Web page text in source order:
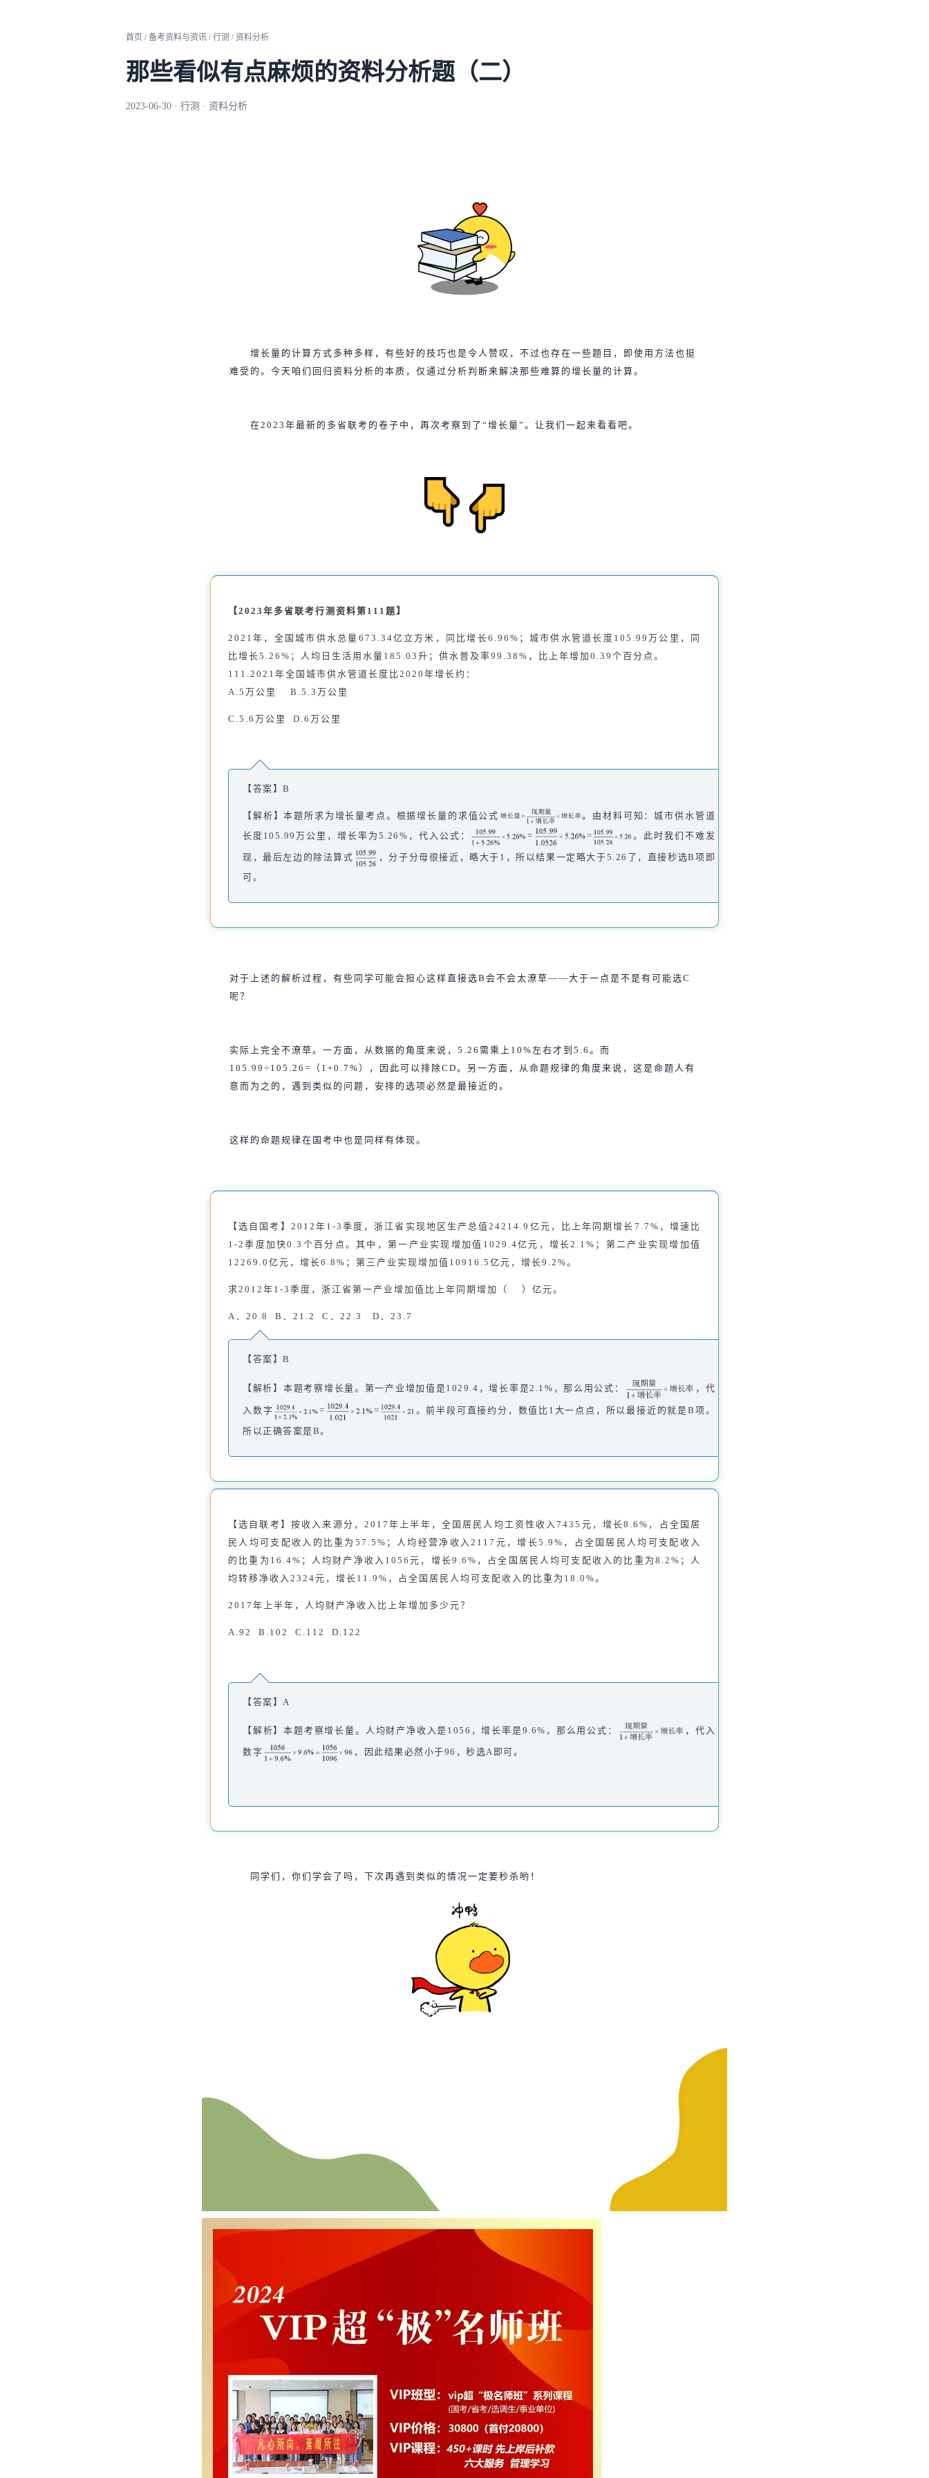
首页 / 备考资料与资讯 / 行测 / 资料分析
那些看似有点麻烦的资料分析题（二）
2023-06-30 · 行测 · 资料分析
增长量的计算方式多种多样，有些好的技巧也是令人赞叹，不过也存在一些题目，即使用方法也挺
难受的。今天咱们回归资料分析的本质，仅通过分析判断来解决那些难算的增长量的计算。
在2023年最新的多省联考的卷子中，再次考察到了“增长量”。让我们一起来看看吧。
【2023年多省联考行测资料第111题】
2021年，全国城市供水总量673.34亿立方米，同比增长6.96%；城市供水管道长度105.99万公里，同
比增长5.26%；人均日生活用水量185.03升；供水普及率99.38%，比上年增加0.39个百分点。
111.2021年全国城市供水管道长度比2020年增长约：
A.5万公里 B.5.3万公里
C.5.6万公里 D.6万公里
【答案】B
【解析】本题所求为增长量考点。根据增长量的求值公式
。由材料可知：城市供水管道
长度105.99万公里，增长率为5.26%，代入公式：
= = 。此时我们不难发
现，最后左边的除法算式
，分子分母很接近，略大于1，所以结果一定略大于5.26了，直接秒选B项即
可。
对于上述的解析过程，有些同学可能会担心这样直接选B会不会太潦草——大于一点是不是有可能选C
呢？
实际上完全不潦草。一方面，从数据的角度来说，5.26需乘上10%左右才到5.6。而
105.99÷105.26=（1+0.7%），因此可以排除CD。另一方面，从命题规律的角度来说，这是命题人有
意而为之的，遇到类似的问题，安排的选项必然是最接近的。
这样的命题规律在国考中也是同样有体现。
【选自国考】2012年1-3季度，浙江省实现地区生产总值24214.9亿元，比上年同期增长7.7%，增速比
1-2季度加快0.3个百分点。其中，第一产业实现增加值1029.4亿元，增长2.1%；第二产业实现增加值
12269.0亿元，增长6.8%；第三产业实现增加值10916.5亿元，增长9.2%。
求2012年1-3季度，浙江省第一产业增加值比上年同期增加（ ）亿元。
A．20.8 B．21.2 C．22.3 D．23.7
【答案】B
【解析】本题考察增长量。第一产业增加值是1029.4，增长率是2.1%，那么用公式： ，代
入数字 = =
。前半段可直接约分，数值比1大一点点，所以最接近的就是B项。
所以正确答案是B。
【选自联考】按收入来源分，2017年上半年，全国居民人均工资性收入7435元，增长8.6%，占全国居
民人均可支配收入的比重为57.5%；人均经营净收入2117元，增长5.9%，占全国居民人均可支配收入
的比重为16.4%；人均财产净收入1056元，增长9.6%，占全国居民人均可支配收入的比重为8.2%；人
均转移净收入2324元，增长11.9%，占全国居民人均可支配收入的比重为18.0%。
2017年上半年，人均财产净收入比上年增加多少元？
A.92 B.102 C.112 D.122
【答案】A
【解析】本题考察增长量。人均财产净收入是1056，增长率是9.6%，那么用公式： ，代入
数字 ，因此结果必然小于96，秒选A即可。
同学们，你们学会了吗，下次再遇到类似的情况一定要秒杀哟！